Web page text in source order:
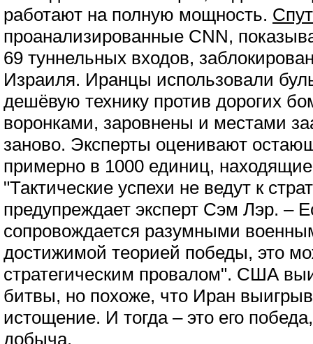
работают на полную мощность.
проанализированные CNN,
69 туннельных входов,
Израиля. Иранцы использовали
дешёвую технику против дорогих
воронками, заровнены и местами
заново. Эксперты оценивают
примерно в 1000 единиц,
"Тактические успехи не ведут к
предупреждает эксперт Сэм Лэр. –
сопровождается разумными
достижимой теорией победы, это
стратегическим провалом". США
битвы, но похоже, что Иран
истощение. И тогда – это его
добыча.